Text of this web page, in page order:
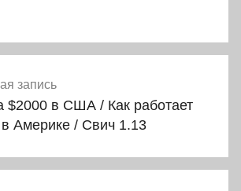
запись
$2000 в США / Как работает
в Америке / Свич 1.13